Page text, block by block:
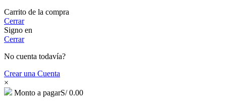
Carrito de la compra
Cerrar
Signo en
Cerrar
No cuenta todavía?
Crear una Cuenta
×
Monto a pagarS/0.00